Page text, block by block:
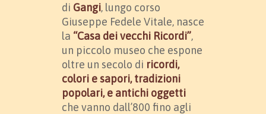
di Gangi, lungo corso
Giuseppe Fedele Vitale, nasce
la “Casa dei vecchi Ricordi”,
un piccolo museo che espone
oltre un secolo di ricordi,
colori e sapori, tradizioni
popolari, e antichi oggetti
che vanno dall’800 fino agli